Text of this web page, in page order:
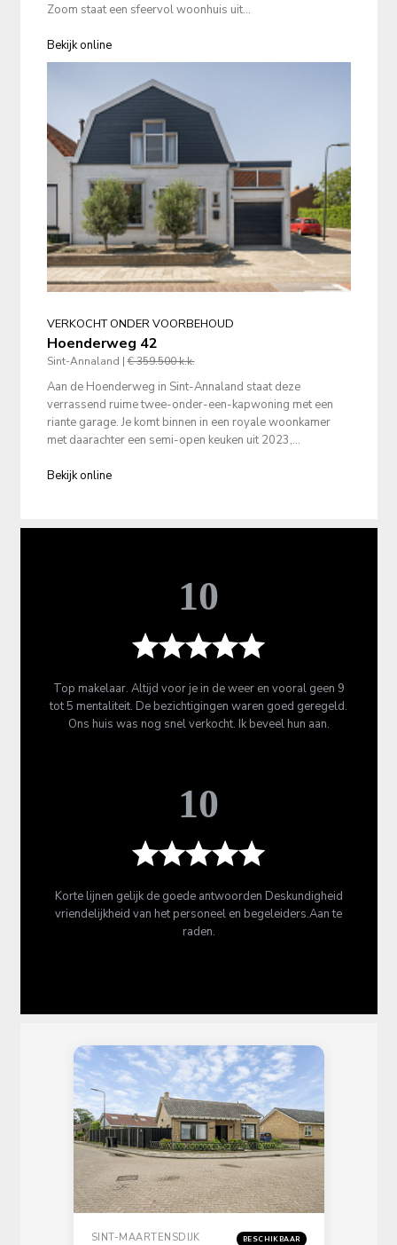
Zoom staat een sfeervol woonhuis uit...
Bekijk online
VERKOCHT ONDER VOORBEHOUD
Hoenderweg 42
Sint-Annaland |€ 359.500 k.k.
Aan de Hoenderweg in Sint-Annaland staat deze
verrassend ruime twee-onder-een-kapwoning met een
riante garage. Je komt binnen in een royale woonkamer
met daarachter een semi-open keuken uit 2023,...
Bekijk online
10
Top makelaar. Altijd voor je in de weer en vooral geen 9
tot 5 mentaliteit. De bezichtigingen waren goed geregeld.
Ons huis was nog snel verkocht. Ik beveel hun aan.
10
Korte lijnen gelijk de goede antwoorden Deskundigheid
vriendelijkheid van het personeel en begeleiders.Aan te
raden.
SINT-MAARTENSDIJK BESCHIKBAAR